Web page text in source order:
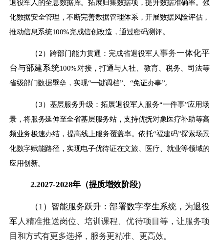
退役军人的全息数据库。拓展归集数据项，提升数据准确率。强
化数据安全管理，不断完善数据管理体系，开展数据风险评估，
推动信息系统100%完成信创改造，通过密码测评。
（2）跨部门能力贯通：完成省退役军人事务一体化平
台与部建系统100%对接，打通与人社、教育、税务、司法等
省级部门数据壁垒，实现“一键调档”、“免证办事”。
（3）基层服务升级：拓展退役军人服务“一件事”应用场
景，将服务延伸至全省基层服务站，支持优抚对象医疗补助等高
频业务极速办结，提高线上服务覆盖率。依托“福建码”探索场景
化数字赋能路径，实现电子优待证在文旅、医疗、就业等领域的
应用创新。
2.2027-2028年 （提质增效阶段）
（1） 智能服务跃升：部署数字孪生系统，为退役
军 人精准推送岗位、培训课程、优待项目等，让服务项
目和方式有更多选择 ，服务更精准、更高效。